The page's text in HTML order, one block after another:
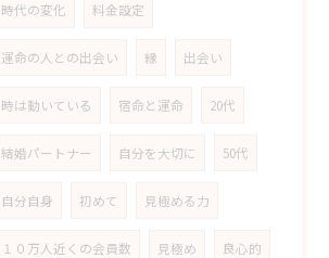
時代の変化 料金設定
運命の人との出会い 縁 出会い
時は動いている 宿命と運命 20代
結婚パートナー 自分を大切に 50代
自分自身 初めて 見極める力
１０万人近くの会員数 見極め 良心的